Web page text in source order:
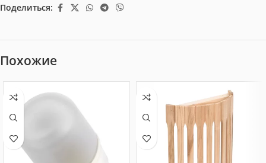
Поделиться:
Похожие